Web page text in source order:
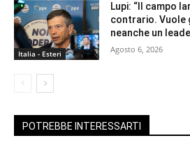
Italia - Esteri
Lupi: “Il campo
contrario. Vuole
neanche un
Agosto 6, 2026
POTREBBE INTERESSARTI